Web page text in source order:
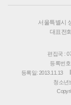
서울특별시
대표전
편집국 :
등록번
등록일: 2013.11.13
청소년